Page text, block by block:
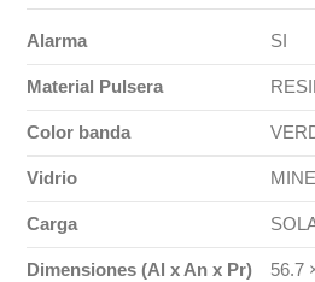
Alarma SI
Material Pulsera
Color banda
Vidrio
Carga
Dimensiones (Al x An x Pr) 56.7